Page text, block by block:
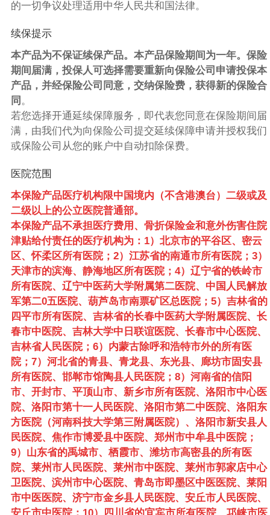
的一切争议处理适用中华人民共和国法律。
续保提示
本产品为不保证续保产品。本产品保险期间为一年。保险
期间届满，投保人可选择需要重新向保险公司申请投保本
产品，并经保险公司同意，交纳保险费，获得新的保险合
同 。
若您选择开通延续保障服务，即代表您同意在保险期间届
满，由我们代为向保险公司提交延续保障申请并授权我们
或保险公司从您的账户中自动扣除保费。
医院范围
本保险产品医疗机构限中国境内（不含港澳台）二级或及
二级以上的公立医院普通部。
本保险产品不承担医疗费用、骨折保险金和意外伤害住院
津贴给付责任的医疗机构为：1）北京市的平谷区、密云
区、怀柔区所有医院；2）江苏省的南通市所有医院；3）
天津市的滨海、静海地区所有医院；4）辽宁省的铁岭市
所有医院、辽宁中医药大学附属第二医院、中国人民解放
军第二0五医院、葫芦岛市南票矿区总医院；5）吉林省的
四平市所有医院、吉林省的长春中医药大学附属医院、长
春市中医院、吉林大学中日联谊医院、长春市中心医院、
吉林省人民医院；6）内蒙古除呼和浩特市外的所有医
院；7）河北省的青县、青龙县、东光县、廊坊市固安县
所有医院、邯郸市馆陶县人民医院；8）河南省的信阳
市、开封市、平顶山市、新乡市所有医院、洛阳市中心医
院、洛阳市第十一人民医院、洛阳市第二中医院、洛阳东
方医院（河南科技大学第三附属医院）、洛阳市新安县人
民医院、焦作市博爱县中医院、郑州市中牟县中医院；
9）山东省的禹城市、栖霞市、潍坊市高密县的所有医
院、莱州市人民医院、莱州市中医院、莱州市郭家店中心
卫医院、滨州市中心医院、青岛市即墨区中医医院、莱阳
市中医医院、济宁市金乡县人民医院、安丘市人民医院、